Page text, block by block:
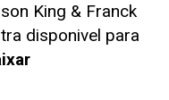
King & Franck
disponivel para